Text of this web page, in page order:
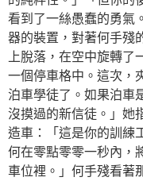
看到了一絲愚蠢的勇氣
器的裝置，對著何手殘
上脫落，在空中旋轉了
一個停車格中。這次
泊車學徒了。如果泊車
沒摸過的新信徒。」她
造車：「這是你的訓練
何在零點零零一秒內，
車位裡。」何手殘看著